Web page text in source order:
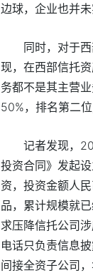
边球，企业也并
同时，对于
现，在西部信托
务都不是其主营
50%，排名第二
记者发现，
投资合同》发起
资，投资金额人
品，累计规模就
求压降信托公司
电话只负责信息
间接全资子公司